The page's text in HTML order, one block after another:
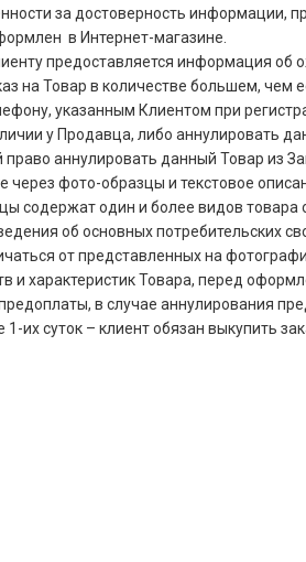
за достоверность информации,
в Интернет-магазине.
предоставляется информация об
на Товар в количестве большем,
указанным Клиентом при
у Продавца, либо аннулировать
аннулировать данный Товар из
через фото-образцы и текстовое
содержат один и более видов
об основных потребительских
от представленных на
и характеристик Товара, перед
в случае аннулирования
их суток – клиент обязан выкупить